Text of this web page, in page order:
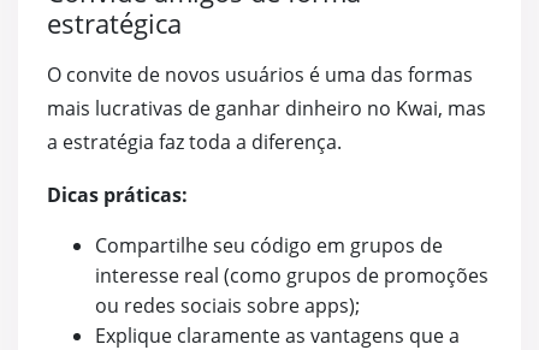
estratégica
O convite de novos usuários é uma das formas
mais lucrativas de ganhar dinheiro no Kwai, mas
a estratégia faz toda a diferença.
Dicas práticas:
Compartilhe seu código em grupos de
interesse real (como grupos de promoções
ou redes sociais sobre apps);
Explique claramente as vantagens que a